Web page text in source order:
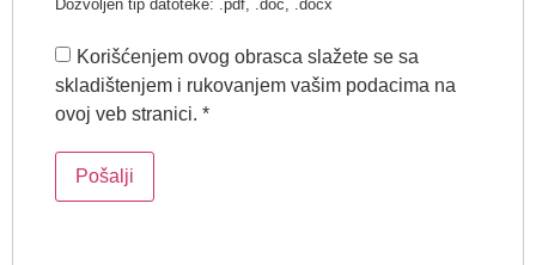
Dozvoljen tip datoteke: .pdf, .doc, .docx
Korišćenjem ovog obrasca slažete se sa
skladištenjem i rukovanjem vašim podacima na
ovoj veb stranici. *